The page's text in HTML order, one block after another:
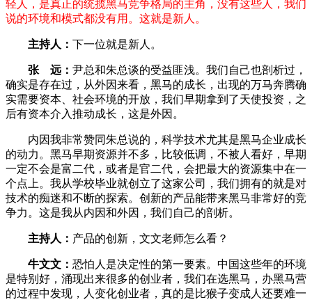
轻人，是真正的统揽黑马竞争格局的主角，没有这些人，我们
说的环境和模式都没有用。这就是新人。
主持人： 下一位就是新人。
张 远： 尹总和朱总谈的受益匪浅。我们自己也剖析过，
确实是存在过，从外因来看，黑马的成长，出现的万马奔腾确
实需要资本、社会环境的开放，我们早期拿到了天使投资，之
后有资本介入推动成长，这是外因。
内因我非常赞同朱总说的，科学技术尤其是黑马企业成长
的动力。黑马早期资源并不多，比较低调，不被人看好，早期
一定不会是富二代，或者是官二代，会把最大的资源集中在一
个点上。我从学校毕业就创立了这家公司，我们拥有的就是对
技术的痴迷和不断的探索。创新的产品能带来黑马非常好的竞
争力。这是我从内因和外因，我们自己的剖析。
主持人： 产品的创新，文文老师怎么看？
牛文文： 恐怕人是决定性的第一要素。中国这些年的环境
是特别好，涌现出来很多的创业者，我们在选黑马，办黑马营
的过程中发现，人变化创业者，真的是比猴子变成人还要难一